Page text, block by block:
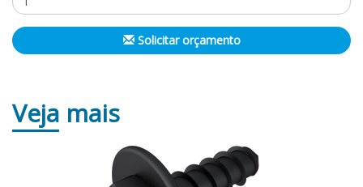
Solicitar orçamento
Veja mais